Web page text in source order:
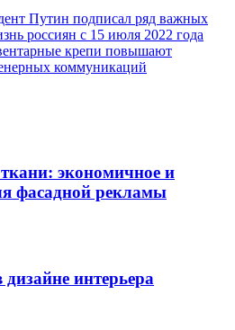
Путин подписал ряд важных
россиян с 15 июля 2022 года
крепи повышают
коммуникаций
экономичное и
фасадной рекламы
интерьера